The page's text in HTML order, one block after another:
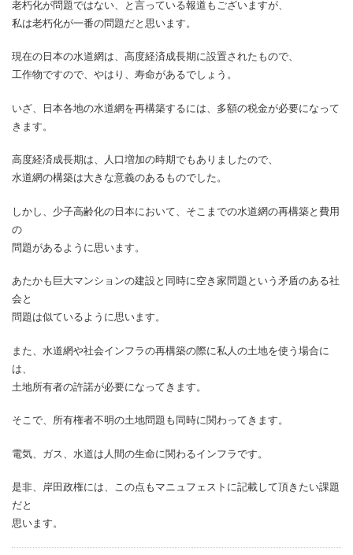
老朽化が問題ではない、と言っている報道もございますが、
私は老朽化が一番の問題だと思います。
現在の日本の水道網は、高度経済成長期に設置されたもので、
工作物ですので、やはり、寿命があるでしょう。
いざ、日本各地の水道網を再構築するには、多額の税金が必要になって
きます。
高度経済成長期は、人口増加の時期でもありましたので、
水道網の構築は大きな意義のあるものでした。
しかし、少子高齢化の日本において、そこまでの水道網の再構築と費用
の
問題があるように思います。
あたかも巨大マンションの建設と同時に空き家問題という矛盾のある社
会と
問題は似ているように思います。
また、水道網や社会インフラの再構築の際に私人の土地を使う場合に
は、
土地所有者の許諾が必要になってきます。
そこで、所有権者不明の土地問題も同時に関わってきます。
電気、ガス、水道は人間の生命に関わるインフラです。
是非、岸田政権には、この点もマニュフェストに記載して頂きたい課題
だと
思います。